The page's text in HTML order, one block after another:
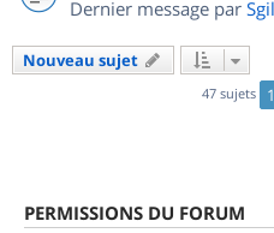
Dernier message par
Nouveau sujet
47 sujets 1
PERMISSIONS DU FORUM